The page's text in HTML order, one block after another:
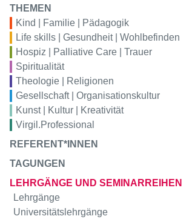
VIRGILgastro
VIRGILkunstraum
THEMEN
Kind | Familie | Pädagogik
Life skills | Gesundheit | Wohlbefinden
Hospiz | Palliative Care | Trauer
Spiritualität
Theologie | Religionen
Gesellschaft | Organisationskultur
Kunst | Kultur | Kreativität
Virgil.Professional
REFERENT*INNEN
TAGUNGEN
LEHRGÄNGE UND SEMINARREIHEN
Lehrgänge
Universitätslehrgänge